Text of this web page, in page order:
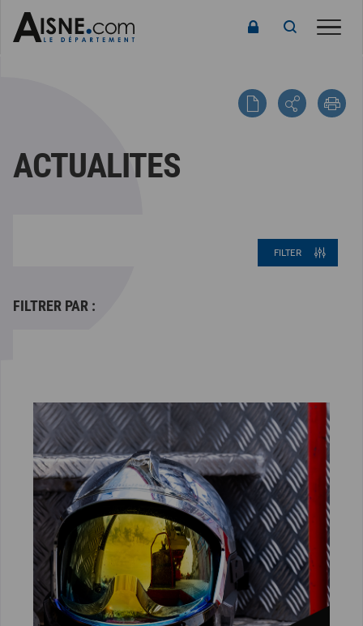
ACTUALITES
FILTER
FILTRER PAR :